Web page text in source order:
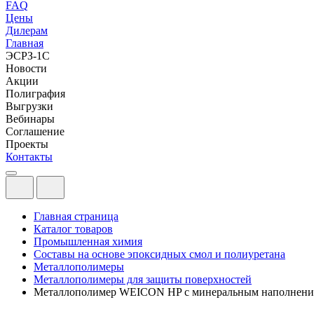
FAQ
Цены
Дилерам
Главная
ЭСРЗ-1С
Новости
Акции
Полиграфия
Выгрузки
Вебинары
Соглашение
Проекты
Контакты
Главная страница
Каталог товаров
Промышленная химия
Составы на основе эпоксидных смол и полиуретана
Металлополимеры
Металлополимеры для защиты поверхностей
Металлополимер WEICON HP с минеральным